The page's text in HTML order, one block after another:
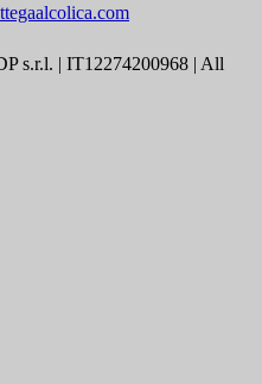
s.r.l. | IT12274200968 | All